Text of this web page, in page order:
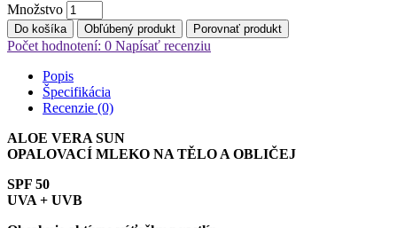
Množstvo
Do košíka Obľúbený produkt Porovnať produkt
Počet hodnotení: 0 Napísať recenziu
Popis
Špecifikácia
Recenzie (0)
ALOE VERA SUN
OPALOVACÍ MLEKO NA TĚLO A OBLIČEJ
SPF 50
UVA + UVB